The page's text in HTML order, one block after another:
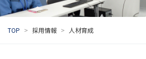
TOP 採用情報 人材育成